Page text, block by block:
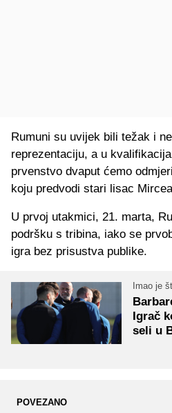
Rumuni su uvijek bili težak i
reprezentaciju, a u
prvenstvo dvaput ćemo
koju predvodi stari lisac
U prvoj utakmici, 21. marta,
podršku s tribina, iako se
igra bez prisustva publike.
Imao je
Igrač
seli u
POVEZANO